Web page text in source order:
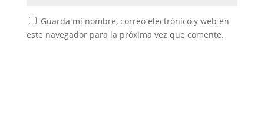
Guarda mi nombre, correo electrónico y web en
este navegador para la próxima vez que comente.